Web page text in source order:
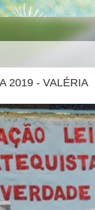
2019 - VALÉRIA